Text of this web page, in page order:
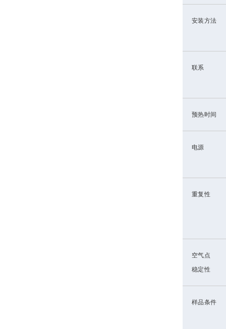
安装方法
联系
预热时间
电源
重复性
空气点
稳定性
样品条件